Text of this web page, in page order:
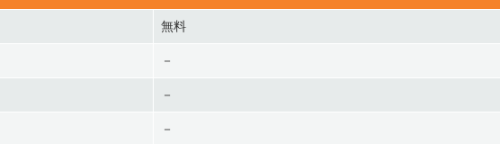
無料
－
－
－